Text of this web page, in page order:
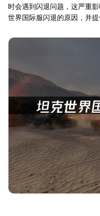
时会遇到闪退问题，这严重
世界国际服闪退的原因，并提